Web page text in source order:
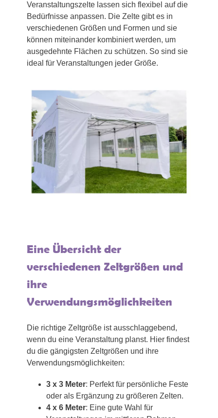
Veranstaltungszelte lassen sich flexibel auf die
Bedürfnisse anpassen. Die Zelte gibt es in
verschiedenen Größen und Formen und sie
können miteinander kombiniert werden, um
ausgedehnte Flächen zu schützen. So sind sie
ideal für Veranstaltungen jeder Größe.
Eine Übersicht der
verschiedenen Zeltgrößen und
ihre
Verwendungsmöglichkeiten
Die richtige Zeltgröße ist ausschlaggebend,
wenn du eine Veranstaltung planst. Hier findest
du die gängigsten Zeltgrößen und ihre
Verwendungsmöglichkeiten:
3 x 3 Meter: Perfekt für persönliche Feste
oder als Ergänzung zu größeren Zelten.
4 x 6 Meter: Eine gute Wahl für